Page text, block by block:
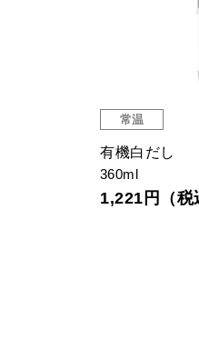
常温
有機白だし
360ml
1,221円（税